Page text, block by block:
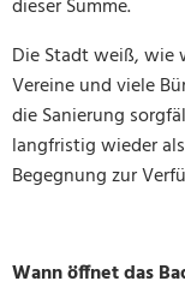
dieser Summe.
Die Stadt weiß, wie
Vereine und viele
die Sanierung
langfristig wieder
Begegnung zur
Wann öffnet das